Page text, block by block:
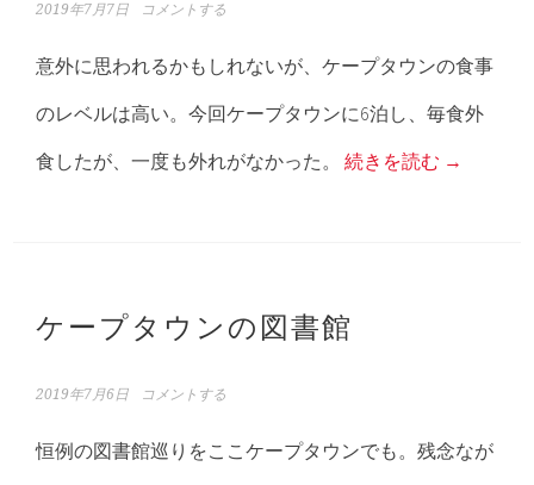
2019年7月7日 コメントする
意外に思われるかもしれないが、ケープタウンの食事
のレベルは高い。今回ケープタウンに6泊し、毎食外
食したが、一度も外れがなかった。続きを読む →
ケープタウンの図書館
2019年7月6日 コメントする
恒例の図書館巡りをここケープタウンでも。残念なが